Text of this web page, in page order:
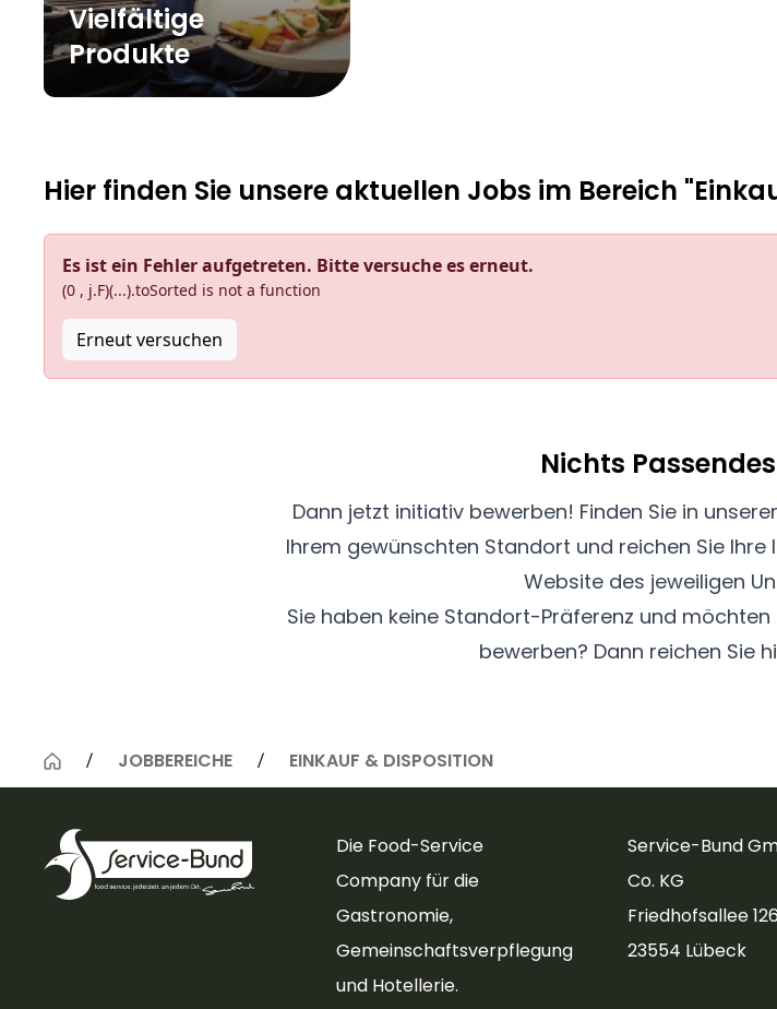
Vielfältige
Produkte
Hier finden Sie unsere aktuellen Jobs im Bereich
Es ist ein Fehler aufgetreten. Bitte versuche es erneut.
(0 , j.F)(...).toSorted is not a function
Erneut versuchen
Nichts
Dann jetzt initiativ bewerben! Finden Sie in
Ihrem gewünschten Standort und reichen Sie
Website des jeweiligen
Sie haben keine Standort-Präferenz und
bewerben? Dann reichen Sie
JOBBEREICHE EINKAUF & DISPOSITION
Die Food-Service
Company für die
Gastronomie,
Gemeinschaftsverpflegung
und Hotellerie.
Service-Bund
Co. KG
Friedhofsallee 126
23554 Lübeck